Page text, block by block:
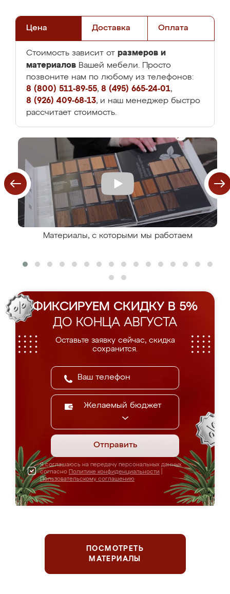
Цена Доставка Оплата
Стоимость зависит от размеров и
материалов Вашей мебели. Просто
позвоните нам по любому из телефонов:
8 (800) 511-89-55, 8 (495) 665-24-01,
8 (926) 409-68-13, и наш менеджер быстро
рассчитает стоимость.
Материалы, с которыми мы работаем
ФИКСИРУЕМ СКИДКУ В 5%
ДО КОНЦА АВГУСТА
Оставьте заявку сейчас, скидка
сохранится.
Желаемый бюджет
Отправить
Я соглашаюсь на передачу персональных данных
согласно Политике конфиденциальности
Пользовательскому соглашению
ПОСМОТРЕТЬ
МАТЕРИАЛЫ